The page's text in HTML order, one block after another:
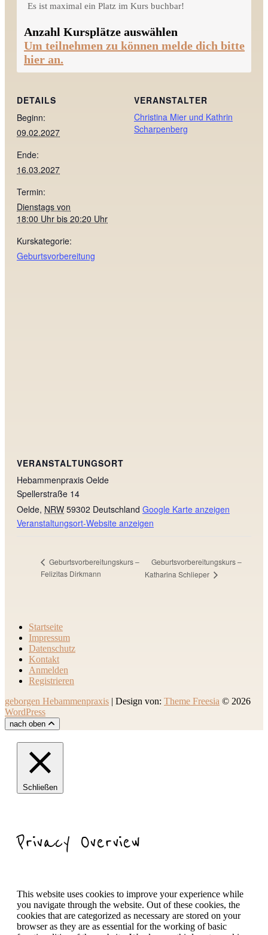
DETAILS
Beginn:
09.02.2027
Ende:
16.03.2027
Termin:
Dienstags von
18:00 Uhr bis 20:20 Uhr
Kurskategorie:
Geburtsvorbereitung
VERANSTALTER
Christina Mier und Kathrin
Scharpenberg
VERANSTALTUNGSORT
Hebammenpraxis Oelde
Spellerstraße 14
Oelde, NRW 59302 Deutschland Google Karte anzeigen
Veranstaltungsort-Website anzeigen
Anzahl Kursplätze auswählen
Um teilnehmen zu können melde dich bitte
hier an.
Es ist maximal ein Platz im Kurs buchbar!
Geburtsvorbereitungskurs –
Felizitas Dirkmann
Geburtsvorbereitungskurs –
Katharina Schlieper
Startseite
Impressum
Datenschutz
Kontakt
Anmelden
Registrieren
geborgen Hebammenpraxis | Design von: Theme Freesia © 2026
WordPress
nach oben
Schließen
Privacy Overview
This website uses cookies to improve your experience while
you navigate through the website. Out of these cookies, the
cookies that are categorized as necessary are stored on your
browser as they are as essential for the working of basic